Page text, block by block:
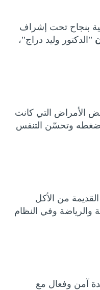
بنجاح تحت إشراف
’’الدكتور وليد دراج’’،
الأمراض التي كانت
ضغطه وتحسّن التنفس
من الأكل
والرياضة وفي النظام
آمن وفعال مع